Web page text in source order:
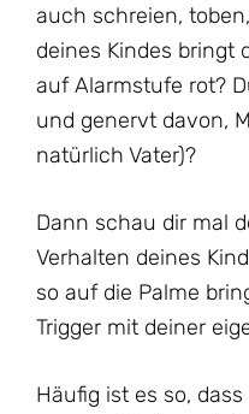
auch schreien,
deines Kindes bringt
auf Alarmstufe rot?
und genervt davon,
natürlich Vater)?
Dann schau dir mal
Verhalten deines
so auf die Palme
Trigger mit deiner
Häufig ist es so,